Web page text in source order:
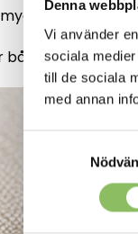
Denna
Vi använder
sociala
till de sociala
med annan
– ibland
både stomme,